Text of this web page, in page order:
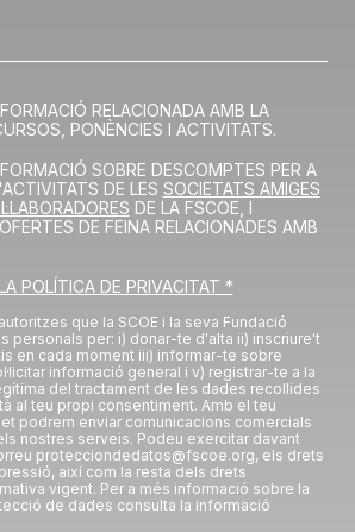
RELACIONADA AMB LA
PONÈNCIES I ACTIVITATS.
SOBRE DESCOMPTES PER A
DE LES SOCIETATS AMIGES
DE LA FSCOE, I
DE FEINA RELACIONADES AMB
POLÍTICA DE PRIVACITAT *
que la SCOE i la seva Fundació
personals per: i) donar-te d'alta ii) inscriure't
en cada moment iii) informar-te sobre
informació general i v) registrar-te a la
del tractament de les dades recollides
al teu propi consentiment. Amb el teu
podrem enviar comunicacions comercials
nostres serveis. Podeu exercitar davant
protecciondedatos@fscoe.org, els drets
així com la resta dels drets
vigent. Per a més informació sobre la
de dades consulta la informació